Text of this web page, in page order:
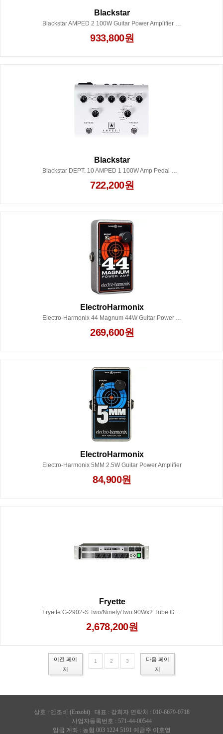
Blackstar
Blackstar AMPED 2 100W Guitar Power Amplifier With Effects Red
933,800원
Blackstar
Blackstar DEPT. 10 AMPED 1 100W Amp Pedal White
722,200원
ElectroHarmonix
Electro-Harmonix 44 Magnum 44W Guitar Power Amplifier
269,600원
ElectroHarmonix
Electro-Harmonix 5MM 2.5W Guitar Power Amplifier
84,900원
Fryette
Fryette G-2902-S Two/Ninety/Two 90Wx2 Tube Guitar Power Amp
2,678,200원
이전 페이
지
1 2 3
다음 페이
지
상호 : 엔조비 (Enzobi)대표 : 강희자 연락처 : 010-6679-0718
사업자등록번호 : 571-44-00544
입금 계좌 : 농협 003 1224 5191 예금주 이호영